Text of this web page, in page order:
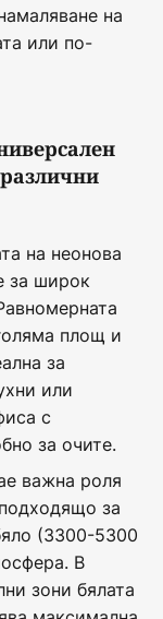
на
или по-
на неонова
за широк
площ и
за
или
с
за очите.
важна роля
за
(3300-5300
В
зони бялата